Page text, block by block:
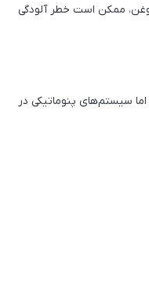
ممکن است خطر آلودگی
سیستم‌های پنوماتیکی در